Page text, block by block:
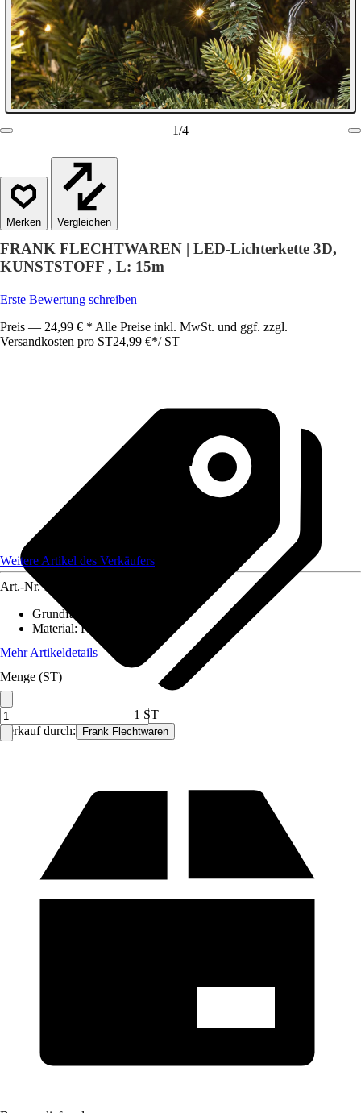
1/4
Vergleichen
FRANK FLECHTWAREN | LED-Lichterkette 3D,
KUNSTSTOFF , L: 15m
Erste Bewertung schreiben
Preis — 24,99 € * Alle Preise inkl. MwSt. und ggf. zzgl.
Versandkosten pro ST24,99 €*/ ST
Verkauf durch: Frank Flechtwaren
Weitere Artikel des Verkäufers
Art.-Nr. 12584234
Grundfarbe
Material:Kunststoff
Mehr Artikeldetails
Menge (ST)
1 ST